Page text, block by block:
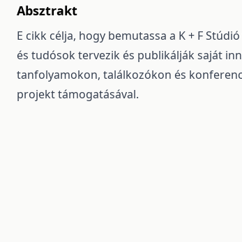
Absztrakt
E cikk célja, hogy bemutassa a K + F
és tudósok tervezik és publikálják saját
tanfolyamokon, találkozókon és
projekt támogatásával.